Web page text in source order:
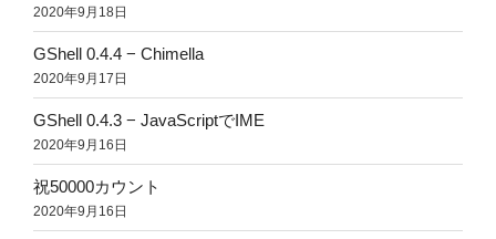
2020年9月18日
GShell 0.4.4 − Chimella
2020年9月17日
GShell 0.4.3 − JavaScriptでIME
2020年9月16日
祝50000カウント
2020年9月16日